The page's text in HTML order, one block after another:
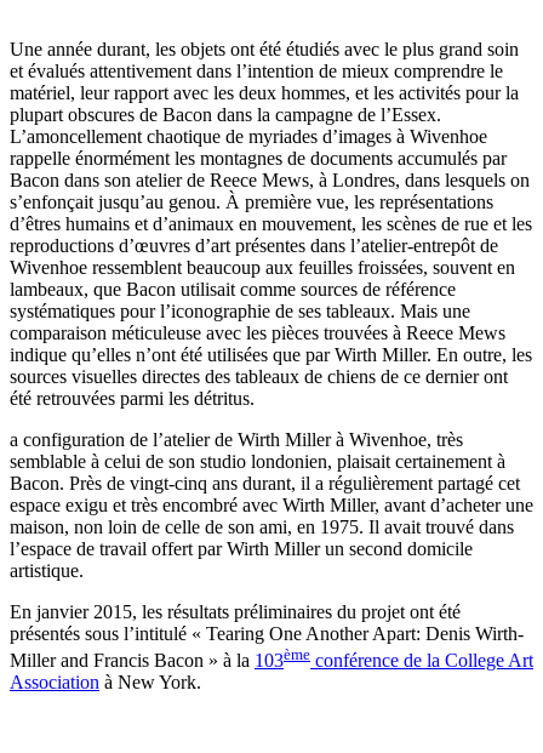
Une année durant, les objets ont été étudiés avec le plus grand soin
et évalués attentivement dans l’intention de mieux comprendre le
matériel, leur rapport avec les deux hommes, et les activités pour la
plupart obscures de Bacon dans la campagne de l’Essex.
L’amoncellement chaotique de myriades d’images à Wivenhoe
rappelle énormément les montagnes de documents accumulés par
Bacon dans son atelier de Reece Mews, à Londres, dans lesquels on
s’enfonçait jusqu’au genou. À première vue, les représentations
d’êtres humains et d’animaux en mouvement, les scènes de rue et les
reproductions d’œuvres d’art présentes dans l’atelier-entrepôt de
Wivenhoe ressemblent beaucoup aux feuilles froissées, souvent en
lambeaux, que Bacon utilisait comme sources de référence
systématiques pour l’iconographie de ses tableaux. Mais une
comparaison méticuleuse avec les pièces trouvées à Reece Mews
indique qu’elles n’ont été utilisées que par Wirth Miller. En outre, les
sources visuelles directes des tableaux de chiens de ce dernier ont
été retrouvées parmi les détritus.
a configuration de l’atelier de Wirth Miller à Wivenhoe, très
semblable à celui de son studio londonien, plaisait certainement à
Bacon. Près de vingt-cinq ans durant, il a régulièrement partagé cet
espace exigu et très encombré avec Wirth Miller, avant d’acheter une
maison, non loin de celle de son ami, en 1975. Il avait trouvé dans
l’espace de travail offert par Wirth Miller un second domicile
artistique.
En janvier 2015, les résultats préliminaires du projet ont été
présentés sous l’intitulé « Tearing One Another Apart: Denis Wirth-
Miller and Francis Bacon » à la 103ème conférence de la College Art
Association à New York.